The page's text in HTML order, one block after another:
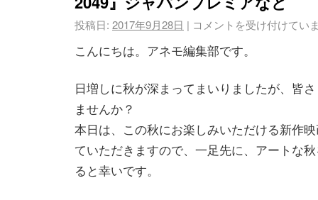
投稿日: 2017年9月28日 | コメントを受け付けてい
こんにちは。アネモ編集部です。
日増しに秋が深まってまいりましたが、皆
ませんか？
本日は、この秋にお楽しみいただける新作
ていただきますので、一足先に、アートな
ると幸いです。